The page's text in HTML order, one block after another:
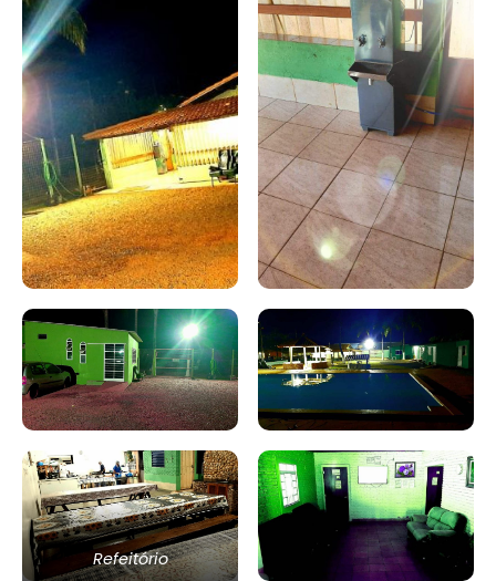
Refeitório